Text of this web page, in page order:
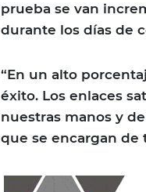
prueba se van
durante los días de
“En un alto
éxito. Los enlaces
nuestras manos y
que se encargan de